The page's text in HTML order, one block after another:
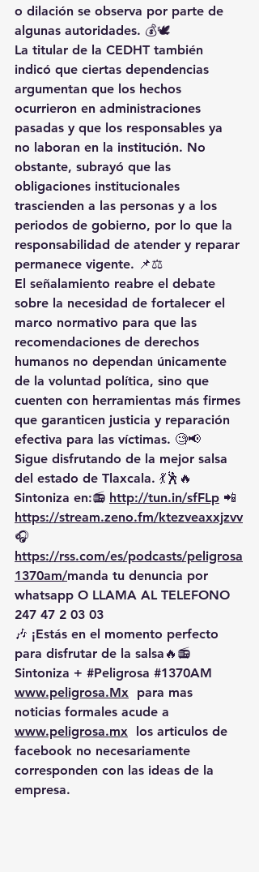
o dilación se observa por parte de
algunas autoridades. 💰🕊️
La titular de la CEDHT también
indicó que ciertas dependencias
argumentan que los hechos
ocurrieron en administraciones
pasadas y que los responsables ya
no laboran en la institución. No
obstante, subrayó que las
obligaciones institucionales
trascienden a las personas y a los
periodos de gobierno, por lo que la
responsabilidad de atender y reparar
permanece vigente. 📌⚖️
El señalamiento reabre el debate
sobre la necesidad de fortalecer el
marco normativo para que las
recomendaciones de derechos
humanos no dependan únicamente
de la voluntad política, sino que
cuenten con herramientas más firmes
que garanticen justicia y reparación
efectiva para las víctimas. 🧐📢
Sigue disfrutando de la mejor salsa
del estado de Tlaxcala. 💃🕺🔥
Sintoniza en:📻 http://tun.in/sfFLp 📲
https://stream.zeno.fm/ktezveaxxjzvv
🎧
https://rss.com/es/podcasts/peligrosa
1370am/manda tu denuncia por
whatsapp O LLAMA AL TELEFONO
247 47 2 03 03
🎶 ¡Estás en el momento perfecto
para disfrutar de la salsa🔥📻
Sintoniza + #Peligrosa #1370AM
www.peligrosa.Mx para mas
noticias formales acude a
www.peligrosa.mx los articulos de
facebook no necesariamente
corresponden con las ideas de la
empresa.